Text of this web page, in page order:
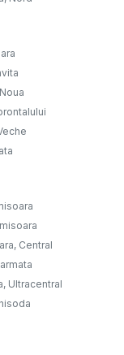
Central
Ultracentral